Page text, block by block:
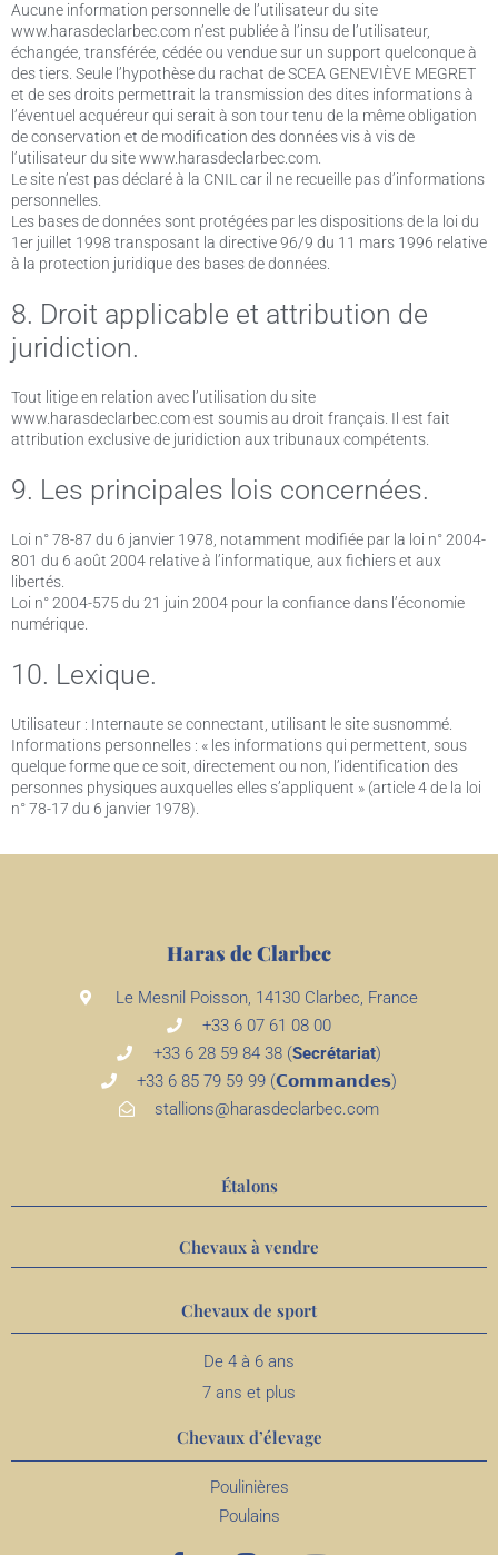
Aucune information personnelle de l’utilisateur du site
www.harasdeclarbec.com n’est publiée à l’insu de l’utilisateur,
échangée, transférée, cédée ou vendue sur un support quelconque à
des tiers. Seule l’hypothèse du rachat de SCEA GENEVIÈVE MEGRET
et de ses droits permettrait la transmission des dites informations à
l’éventuel acquéreur qui serait à son tour tenu de la même obligation
de conservation et de modification des données vis à vis de
l’utilisateur du site www.harasdeclarbec.com.
Le site n’est pas déclaré à la CNIL car il ne recueille pas d’informations
personnelles.
Les bases de données sont protégées par les dispositions de la loi du
1er juillet 1998 transposant la directive 96/9 du 11 mars 1996 relative
à la protection juridique des bases de données.
8. Droit applicable et attribution de
juridiction.
Tout litige en relation avec l’utilisation du site
www.harasdeclarbec.com est soumis au droit français. Il est fait
attribution exclusive de juridiction aux tribunaux compétents.
9. Les principales lois concernées.
Loi n° 78-87 du 6 janvier 1978, notamment modifiée par la loi n° 2004-
801 du 6 août 2004 relative à l’informatique, aux fichiers et aux
libertés.
Loi n° 2004-575 du 21 juin 2004 pour la confiance dans l’économie
numérique.
10. Lexique.
Utilisateur : Internaute se connectant, utilisant le site susnommé.
Informations personnelles : « les informations qui permettent, sous
quelque forme que ce soit, directement ou non, l’identification des
personnes physiques auxquelles elles s’appliquent » (article 4 de la loi
n° 78-17 du 6 janvier 1978).
Haras de Clarbec
Le Mesnil Poisson, 14130 Clarbec, France
+33 6 07 61 08 00
+33 6 28 59 84 38 (Secrétariat)
+33 6 85 79 59 99 (𝗖𝗼𝗺𝗺𝗮𝗻𝗱𝗲𝘀)
stallions@harasdeclarbec.com
Étalons
Chevaux à vendre
Chevaux de sport
De 4 à 6 ans
7 ans et plus
Chevaux d’élevage
Poulinières
Poulains